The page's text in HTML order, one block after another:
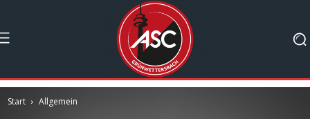
Start Allgemein